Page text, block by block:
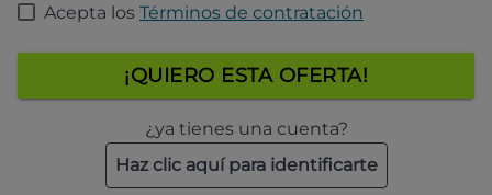
Acepta los Términos de contratación
¡QUIERO ESTA OFERTA!
¿ya tienes una cuenta?
Haz clic aquí para identificarte